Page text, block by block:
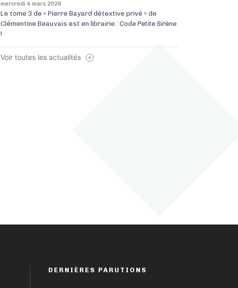
mercredi 4 mars 2026
Le tome 3 de « Pierre Bayard détextive privé » de
Clémentine Beauvais est en librairie : Code Petite Sirène
!
Voir toutes les actualités
DERNIÈRES PARUTIONS